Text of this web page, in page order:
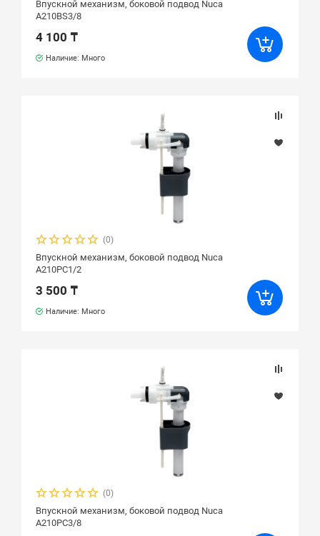
Впускной механизм, боковой подвод Nuca
A210BS3/8
4 100 ₸
Наличие: Много
(0)
Впускной механизм, боковой подвод Nuca
A210PC1/2
3 500 ₸
Наличие: Много
(0)
Впускной механизм, боковой подвод Nuca
A210PC3/8